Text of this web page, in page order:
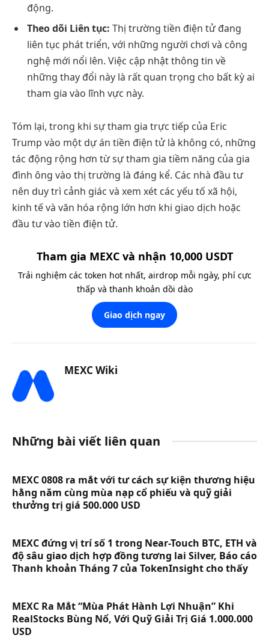
động.
Theo dõi Liên tục: Thị trường tiền điện tử đang
liên tục phát triển, với những người chơi và công
nghệ mới nổi lên. Việc cập nhật thông tin về
những thay đổi này là rất quan trọng cho bất kỳ ai
tham gia vào lĩnh vực này.
Tóm lại, trong khi sự tham gia trực tiếp của Eric
Trump vào một dự án tiền điện tử là không có, những
tác động rộng hơn từ sự tham gia tiềm năng của gia
đình ông vào thị trường là đáng kể. Các nhà đầu tư
nên duy trì cảnh giác và xem xét các yếu tố xã hội,
kinh tế và văn hóa rộng lớn hơn khi giao dịch hoặc
đầu tư vào tiền điện tử.
Tham gia MEXC và nhận 10,000 USDT
Trải nghiệm các token hot nhất, airdrop mỗi ngày, phí cực
thấp và thanh khoản dồi dào
Giao dịch ngay
MEXC Wiki
Những bài viết liên quan
MEXC 0808 ra mắt với tư cách sự kiện thương hiệu
hằng năm cùng mùa nạp cổ phiếu và quỹ giải
thưởng trị giá 500.000 USD
MEXC đứng vị trí số 1 trong Near-Touch BTC, ETH và
độ sâu giao dịch hợp đồng tương lai Silver, Báo cáo
Thanh khoản Tháng 7 của TokenInsight cho thấy
MEXC Ra Mắt “Mùa Phát Hành Lợi Nhuận” Khi
RealStocks Bùng Nổ, Với Quỹ Giải Trị Giá 1.000.000
USD